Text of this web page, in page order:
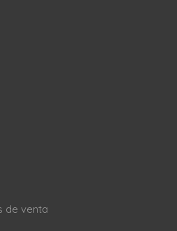
de venta